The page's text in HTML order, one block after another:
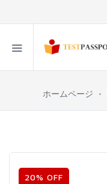
ホームページ
20% OFF